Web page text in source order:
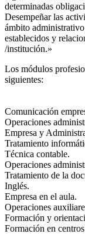
determinadas
Desempeñar las
ámbito
establecidos y
/institución.»
Los módulos
siguientes:
Comunicación
Operaciones
Empresa y
Tratamiento
Técnica contable.
Operaciones
Tratamiento de la
Inglés.
Empresa en el aula.
Operaciones
Formación y
Formación en